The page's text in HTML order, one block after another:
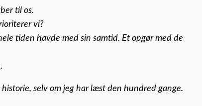
til os.
vi?
tiden havde med sin samtid. Et opgør med de
selv om jeg har læst den hundred gange.